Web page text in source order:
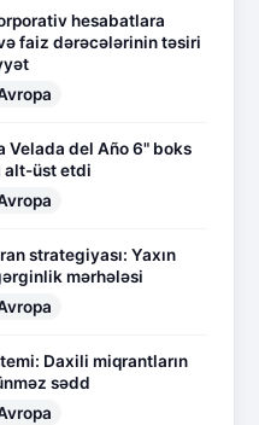
hesabatlara
faiz dərəcələrinin təsiri
Velada del Año 6" boks
alt-üst etdi
strategiyası: Yaxın
mərhələsi
Daxili miqrantların
sədd